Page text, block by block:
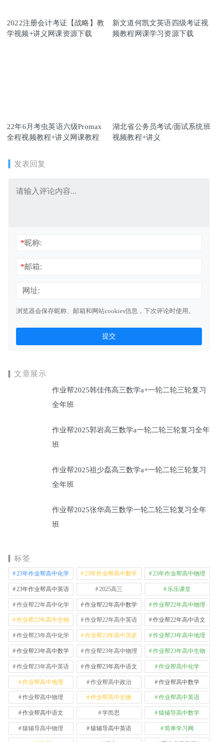
2022注册会计考证【战略】教
学视频+讲义网课资源下载
新文道何凯文英语四级考证视
频教程网课学习资源下载
22年6月考虫英语六级Promax
全程视频教程+讲义网课教程
湖北省公务员考试/面试系统班
视频教程+讲义
发表回复
*昵称:
*邮箱:
网址:
浏览器会保存昵称、邮箱和网站cookies信息，下次评论时使用。
文章展示
作业帮2025韩佳伟高三数学a+一轮二轮三轮复习
全年班
作业帮2025郭岩高三数学a一轮二轮三轮复习全年
班
作业帮2025祖少磊高三数学a+一轮二轮三轮复习
全年班
作业帮2025张华高三数学一轮二轮三轮复习全年
班
标签
23年作业帮高中化学 23年作业帮高中数学 23年作业帮高中物理
23年作业帮高中英语 2025高三 乐乐课堂
作业帮22年高中化学 作业帮22年高中数学 作业帮22年高中物理
作业帮22年高中生物 作业帮22年高中英语 作业帮22年高中语文
作业帮23年高中化学 作业帮23年高中历史 作业帮23年高中地理
作业帮23年高中数学 作业帮23年高中物理 作业帮23年高中生物
作业帮23年高中英语 作业帮23年高中语文 作业帮高中化学
作业帮高中地理 作业帮高中政治 作业帮高中数学
作业帮高中物理 作业帮高中生物 作业帮高中英语
作业帮高中语文 学而思 猿辅导高中数学
猿辅导高中物理 猿辅导高中英语 简单学习网